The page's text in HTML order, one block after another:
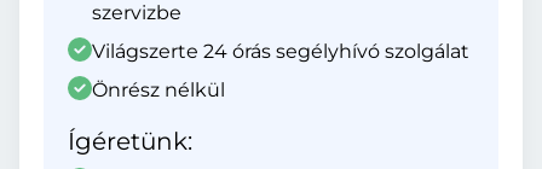
szervizbe
Világszerte 24 órás segélyhívó szolgálat
Önrész nélkül
Ígéretünk: